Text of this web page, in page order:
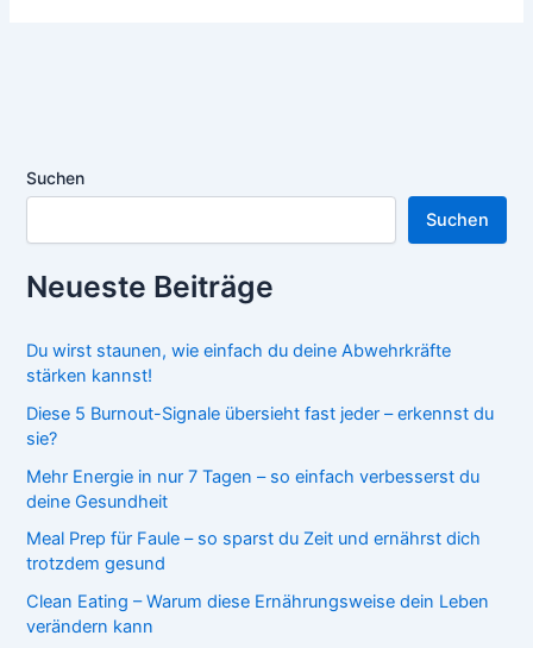
Suchen
Suchen
Neueste Beiträge
Du wirst staunen, wie einfach du deine Abwehrkräfte
stärken kannst!
Diese 5 Burnout-Signale übersieht fast jeder – erkennst du
sie?
Mehr Energie in nur 7 Tagen – so einfach verbesserst du
deine Gesundheit
Meal Prep für Faule – so sparst du Zeit und ernährst dich
trotzdem gesund
Clean Eating – Warum diese Ernährungsweise dein Leben
verändern kann